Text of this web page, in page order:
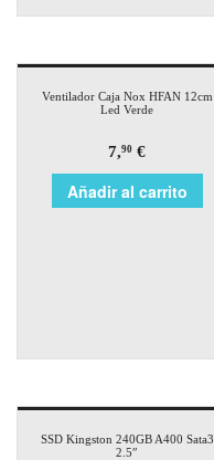
Ventilador Caja Nox HFAN 12cm
Led Verde
7,90 €
Añadir al carrito
SSD Kingston 240GB A400 Sata3
2.5″